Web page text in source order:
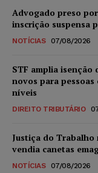
Advogado preso
inscrição suspensa
NOTÍCIAS 07/08/2026
STF amplia isenção
novos para
níveis
DIREITO TRIBUTÁRIO
Justiça do Trabalho
vendia canetas
NOTÍCIAS 07/08/2026